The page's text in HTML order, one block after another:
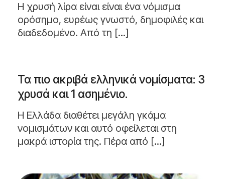
Η χρυσή λίρα είναι είναι ένα νόμισμα
ορόσημο, ευρέως γνωστό, δημοφιλές και
διαδεδομένο. Από τη [...]
Τα πιο ακριβά ελληνικά νομίσματα: 3
χρυσά και 1 ασημένιο.
Η Ελλάδα διαθέτει μεγάλη γκάμα
νομισμάτων και αυτό οφείλεται στη
μακρά ιστορία της. Πέρα από [...]